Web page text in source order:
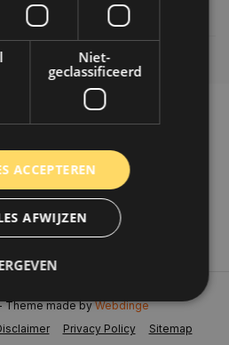
en
Abonneer
Privacy Policy Sitemap
Theme made byWebdinge
Niet-
geclassificeerd
ACCEPTEREN
AFWIJZEN
Prestatie
Targeting